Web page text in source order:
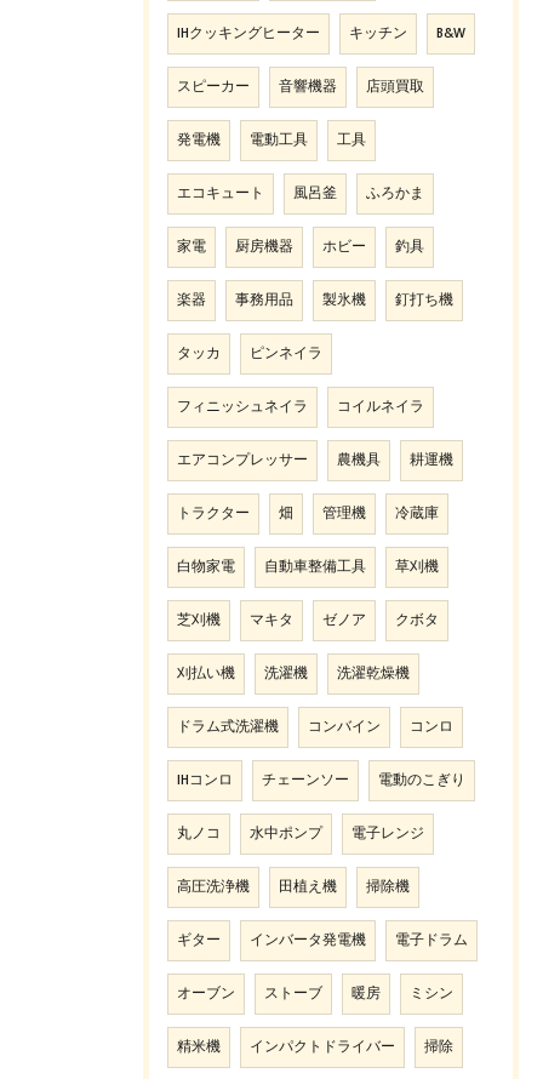
IHクッキングヒーター キッチン B&W
スピーカー 音響機器 店頭買取
発電機 電動工具 工具
エコキュート 風呂釜 ふろかま
家電 厨房機器 ホビー 釣具
楽器 事務用品 製氷機 釘打ち機
タッカ ピンネイラ
フィニッシュネイラ コイルネイラ
エアコンプレッサー 農機具 耕運機
トラクター 畑 管理機 冷蔵庫
白物家電 自動車整備工具 草刈機
芝刈機 マキタ ゼノア クボタ
刈払い機 洗濯機 洗濯乾燥機
ドラム式洗濯機 コンバイン コンロ
IHコンロ チェーンソー 電動のこぎり
丸ノコ 水中ポンプ 電子レンジ
高圧洗浄機 田植え機 掃除機
ギター インバータ発電機 電子ドラム
オーブン ストーブ 暖房 ミシン
精米機 インパクトドライバー 掃除